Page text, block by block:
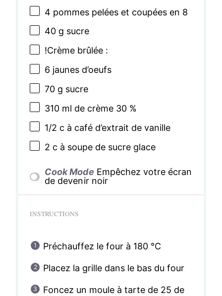
4 pommes pelées et coupées en 8
40 g sucre
!Crème brûlée :
6 jaunes d’oeufs
70 g sucre
310ml de crème 30 %
1/2 c à café d’extrait de vanille
2 c à soupe de sucre glace
Cook Mode Empêchez votre écran
de devenir noir
INSTRUCTIONS
Préchauffez le four à 180 °C
Placez la grille dans le bas du four
Foncez un moule à tarte de 25 de